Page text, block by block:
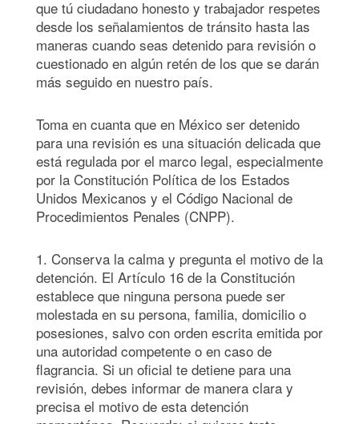
que tú ciudadano honesto y trabajador respetes
desde los señalamientos de tránsito hasta las
maneras cuando seas detenido para revisión o
cuestionado en algún retén de los que se darán
más seguido en nuestro país.
Toma en cuanta que en México ser detenido
para una revisión es una situación delicada que
está regulada por el marco legal, especialmente
por la Constitución Política de los Estados
Unidos Mexicanos y el Código Nacional de
Procedimientos Penales (CNPP).
1. Conserva la calma y pregunta el motivo de la
detención. El Artículo 16 de la Constitución
establece que ninguna persona puede ser
molestada en su persona, familia, domicilio o
posesiones, salvo con orden escrita emitida por
una autoridad competente o en caso de
flagrancia. Si un oficial te detiene para una
revisión, debes informar de manera clara y
precisa el motivo de esta detención